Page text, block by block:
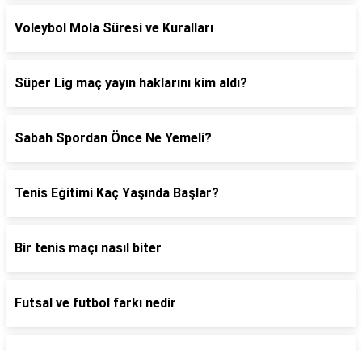
Voleybol Mola Süresi ve Kuralları
Süper Lig maç yayın haklarını kim aldı?
Sabah Spordan Önce Ne Yemeli?
Tenis Eğitimi Kaç Yaşında Başlar?
Bir tenis maçı nasıl biter
Futsal ve futbol farkı nedir